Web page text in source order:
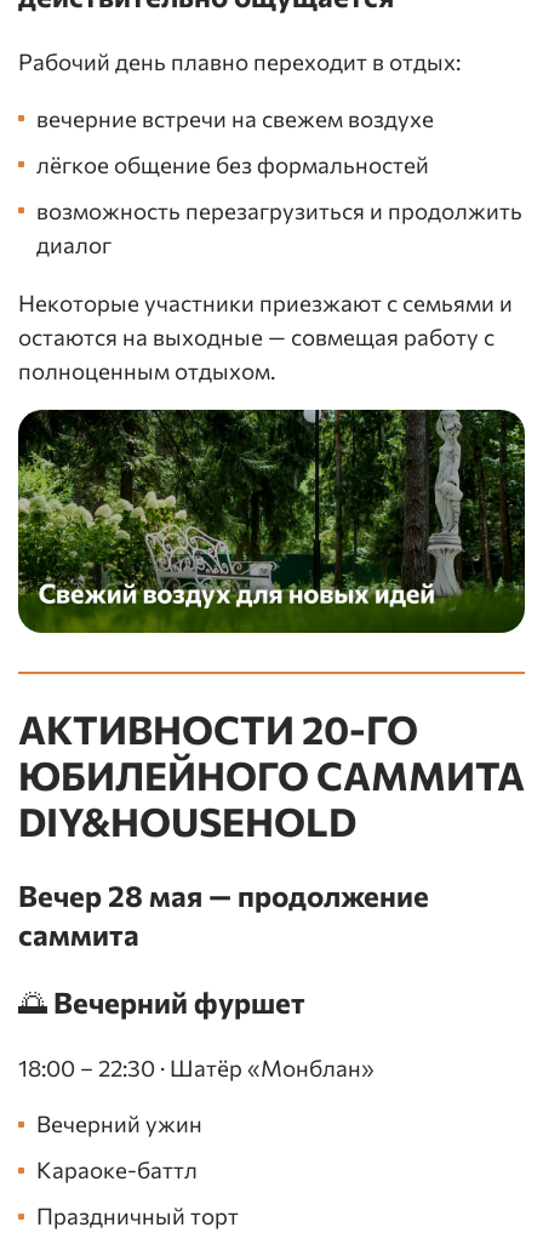
Рабочий день плавно переходит в отдых:
вечерние встречи на свежем воздухе
лёгкое общение без формальностей
возможность перезагрузиться и продолжить
диалог
Некоторые участники приезжают с семьями и
остаются на выходные — совмещая работу с
полноценным отдыхом.
АКТИВНОСТИ 20-ГО
ЮБИЛЕЙНОГО САММИТА
DIY&HOUSEHOLD
Вечер 28 мая — продолжение
саммита
🌅 Вечерний фуршет
18:00 – 22:30 · Шатёр «Монблан»
Вечерний ужин
Караоке-баттл
Праздничный торт